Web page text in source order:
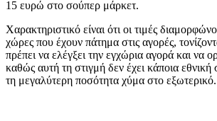
15 ευρώ στο σούπερ μάρκετ.
Χαρακτηριστικό είναι ότι οι τιμές
χώρες που έχουν πάτημα στις αγορές,
πρέπει να ελέγξει την εγχώρια αγορά και να
καθώς αυτή τη στιγμή δεν έχει κάποια εθνική
τη μεγαλύτερη ποσότητα χύμα στο εξωτερικό.